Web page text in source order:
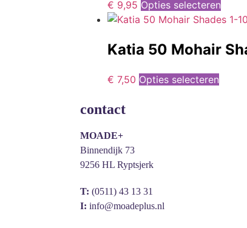
€ 9,95 Opties selecteren
Katia 50 Mohair
€ 7,50 Opties selecteren
contact
MOADE+
Binnendijk 73
9256 HL Ryptsjerk
T: (0511) 43 13 31
I: info@moadeplus.nl